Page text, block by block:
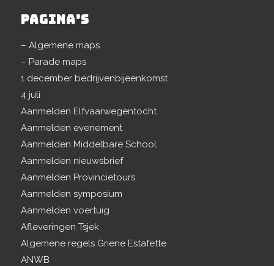
PAGINA’S
– Algemene maps
– Parade maps
1 december bedrijvenbijeenkomst
4 juli
Aanmelden Elfvaarwegentocht
Aanmelden evenement
Aanmelden Middelbare School
Aanmelden nieuwsbrief
Aanmelden Provincietours
Aanmelden symposium
Aanmelden voertuig
Afleveringen Tsjek
Algemene regels Griene Estafette
ANWB